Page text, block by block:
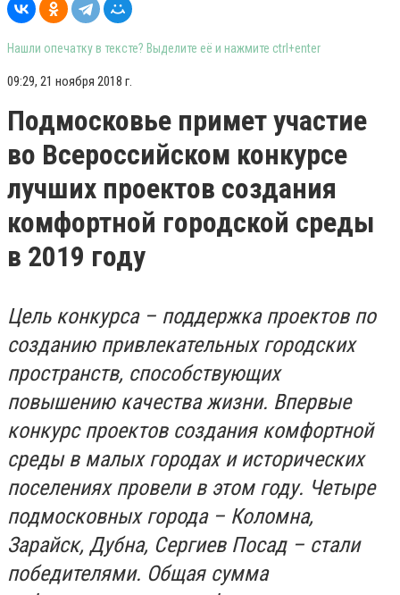
Нашли опечатку в тексте? Выделите её и нажмите ctrl+enter
09:29, 21 ноября 2018 г.
Подмосковье примет участие
во Всероссийском конкурсе
лучших проектов создания
комфортной городской среды
в 2019 году
Цель конкурса – поддержка проектов по
созданию привлекательных городских
пространств, способствующих
повышению качества жизни. Впервые
конкурс проектов создания комфортной
среды в малых городах и исторических
поселениях провели в этом году. Четыре
подмосковных города – Коломна,
Зарайск, Дубна, Сергиев Посад – стали
победителями. Общая сумма